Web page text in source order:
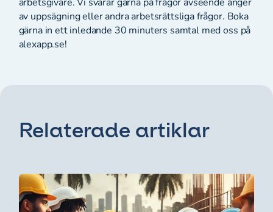
av uppsägning eller andra arbetsrättsliga frågor. Boka
gärna in ett inledande 30 minuters samtal med oss på
alexapp.se!
Relaterade artiklar